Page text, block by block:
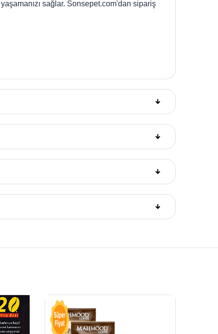
sağlar. Sonsepet.com'dan sipariş